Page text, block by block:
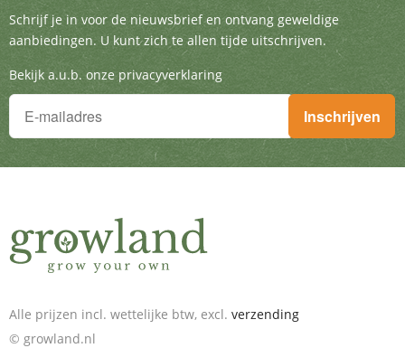
Schrijf je in voor de nieuwsbrief en ontvang
Schrijf je in voor de nieuwsbrief en ontvang geweldige
aanbiedingen. U kunt zich te allen tijde uitschrijven.
Bekijk a.u.b. onze privacyverklaring
Je wilt niets missen!
Schrijf je in voor de nieuwsbrief en ontvang geweldige
Inschrijven
Alle prijzen incl. wettelijke btw, excl. verzending
© growland.nl